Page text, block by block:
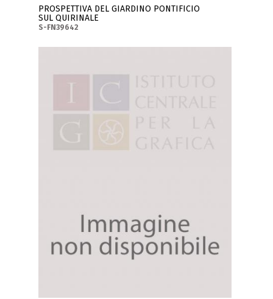
PROSPETTIVA DEL GIARDINO PONTIFICIO
SUL QUIRINALE
S-FN39642